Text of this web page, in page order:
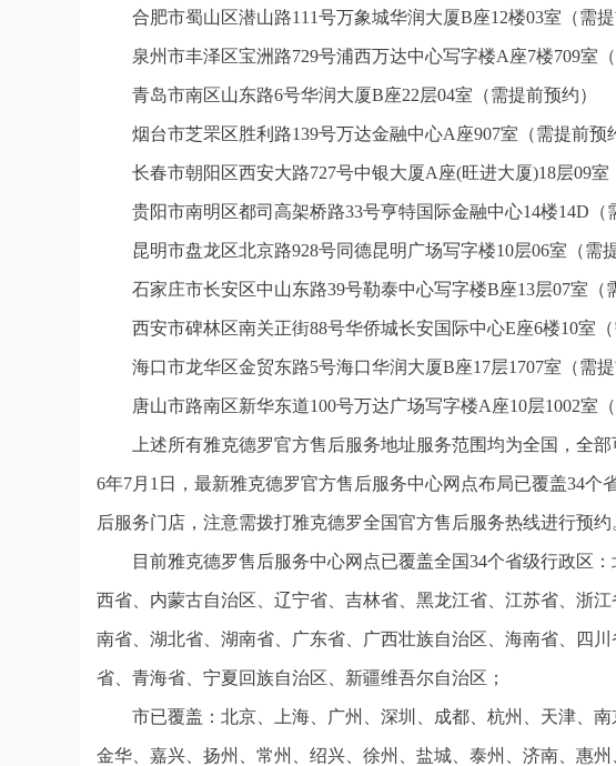
合肥市蜀山区潜山路111号万象城华润大厦B座12楼03室（需提
泉州市丰泽区宝洲路729号浦西万达中心写字楼A座7楼709室（
青岛市南区山东路6号华润大厦B座22层04室（需提前预约）
烟台市芝罘区胜利路139号万达金融中心A座907室（需提前预
长春市朝阳区西安大路727号中银大厦A座(旺进大厦)18层09室
贵阳市南明区都司高架桥路33号亨特国际金融中心14楼14D（
昆明市盘龙区北京路928号同德昆明广场写字楼10层06室（需
石家庄市长安区中山东路39号勒泰中心写字楼B座13层07室（
西安市碑林区南关正街88号华侨城长安国际中心E座6楼10室（
海口市龙华区金贸东路5号海口华润大厦B座17层1707室（需提
唐山市路南区新华东道100号万达广场写字楼A座10层1002室（
上述所有雅克德罗官方售后服务地址服务范围均为全国，全
6年7月1日，最新雅克德罗官方售后服务中心网点布局已覆盖34
后服务门店，注意需拨打雅克德罗全国官方售后服务热线进行预约
目前雅克德罗售后服务中心网点已覆盖全国34个省级行政区
西省、内蒙古自治区、辽宁省、吉林省、黑龙江省、江苏省、浙
南省、湖北省、湖南省、广东省、广西壮族自治区、海南省、四
省、青海省、宁夏回族自治区、新疆维吾尔自治区；
市已覆盖：北京、上海、广州、深圳、成都、杭州、天津、
金华、嘉兴、扬州、常州、绍兴、徐州、盐城、泰州、济南、惠